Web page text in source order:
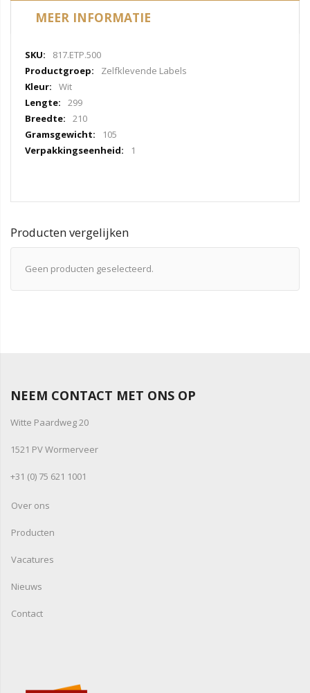
MEER INFORMATIE
Meer
informatie
817.ETP.500
Zelfklevende Labels
Wit
299
210
105
1
Producten vergelijken
Geen producten geselecteerd.
NEEM CONTACT MET ONS OP
Witte Paardweg 20
1521 PV Wormerveer
+31 (0) 75 621 1001
Over ons
Producten
Vacatures
Nieuws
Contact